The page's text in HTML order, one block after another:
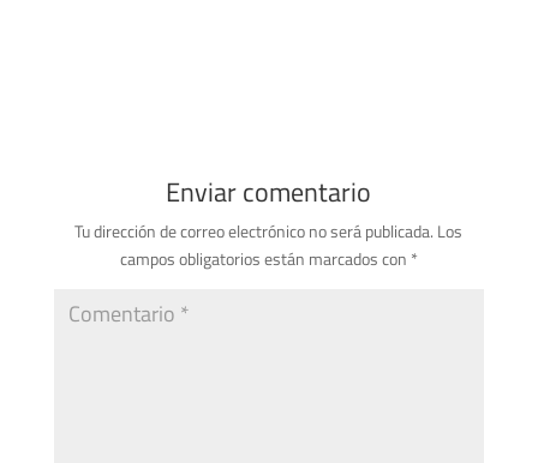
Enviar comentario
Tu dirección de correo electrónico no será publicada. Los
campos obligatorios están marcados con *